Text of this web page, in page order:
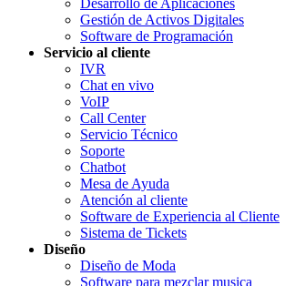
Desarrollo de Aplicaciones
Gestión de Activos Digitales
Software de Programación
Servicio al cliente
IVR
Chat en vivo
VoIP
Call Center
Servicio Técnico
Soporte
Chatbot
Mesa de Ayuda
Atención al cliente
Software de Experiencia al Cliente
Sistema de Tickets
Diseño
Diseño de Moda
Software para mezclar musica